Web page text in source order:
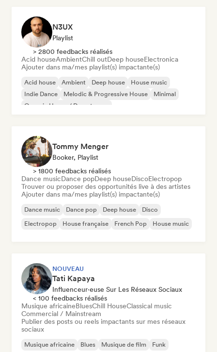
N3UX
Playlist
> 2800 feedbacks réalisés
Acid houseAmbientChill outDeep houseElectronica
Ajouter dans ma/mes playlist(s) impactante(s)
Acid house Ambient Deep house
House music
Indie Dance
Melodic & Progressive House
Minimal
Organic House / Downtempo
Tommy Menger
Booker, Playlist
> 1800 feedbacks réalisés
Dance musicDance popDeep houseDiscoElectropop
Trouver ou proposer des opportunités live à des artistes
Ajouter dans ma/mes playlist(s) impactante(s)
Dance music Dance pop Deep house
Disco
Electropop
House française French Pop House music
NOUVEAU
Tati Kapaya
Influenceur·euse Sur Les Réseaux Sociaux
< 100 feedbacks réalisés
Musique africaineBluesChill HouseClassical music
Commercial / Mainstream
Publier des posts ou reels impactants sur mes réseaux
sociaux
Musique africaine Blues Musique de film Funk